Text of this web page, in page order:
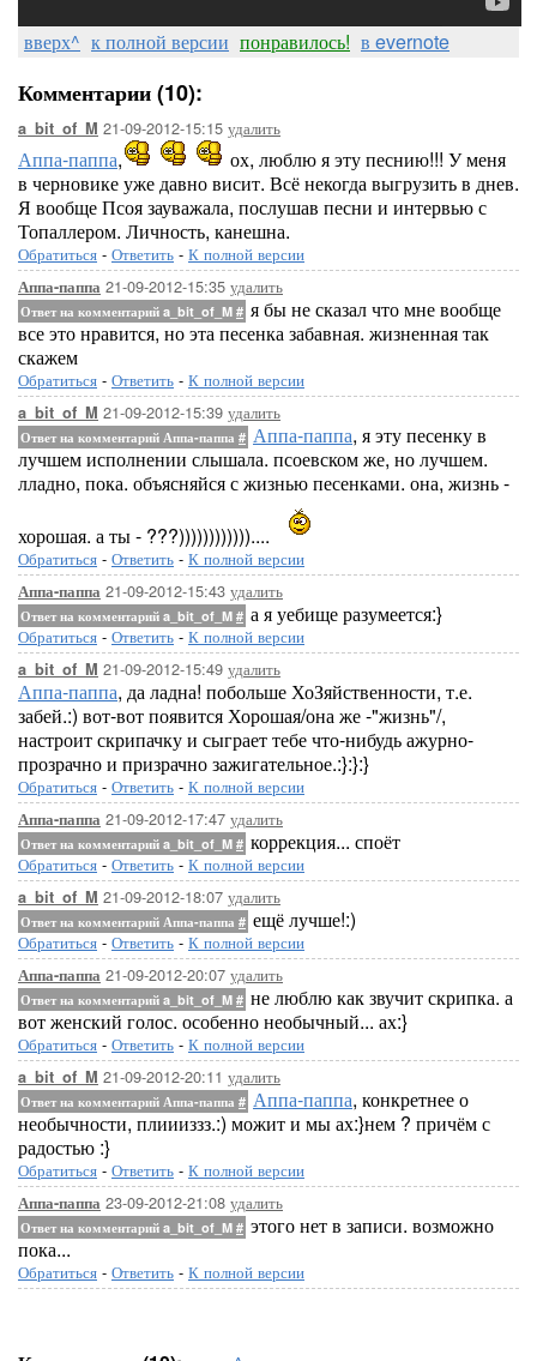
вверх^ к полной версии понравилось! в evernote
Комментарии (10):
a_bit_of_M 21-09-2012-15:15 удалить
Аппа-паппа,
ох, люблю я эту песнию!!! У меня
в черновике уже давно висит. Всё некогда выгрузить в днев.
Я вообще Псоя зауважала, послушав песни и интервью с
Топаллером. Личность, канешна.
Обратиться - Ответить - К полной версии
Аппа-паппа 21-09-2012-15:35 удалить
Ответ на комментарий a_bit_of_M # я бы не сказал что мне вообще
все это нравится, но эта песенка забавная. жизненная так
скажем
Обратиться - Ответить - К полной версии
a_bit_of_M 21-09-2012-15:39 удалить
Ответ на комментарий Аппа-паппа # Аппа-паппа, я эту песенку в
лучшем исполнении слышала. псоевском же, но лучшем.
лладно, пока. объясняйся с жизнью песенками. она, жизнь -
хорошая. а ты - ???))))))))))))....
Обратиться - Ответить - К полной версии
Аппа-паппа 21-09-2012-15:43 удалить
Ответ на комментарий a_bit_of_M # а я уебище разумеется:}
Обратиться - Ответить - К полной версии
a_bit_of_M 21-09-2012-15:49 удалить
Аппа-паппа, да ладна! побольше ХоЗяйственности, т.е.
забей.:) вот-вот появится Хорошая/она же -"жизнь"/,
настроит скрипачку и сыграет тебе что-нибудь ажурно-
прозрачно и призрачно зажигательное.:}:}:}
Обратиться - Ответить - К полной версии
Аппа-паппа 21-09-2012-17:47 удалить
Ответ на комментарий a_bit_of_M # коррекция... споёт
Обратиться - Ответить - К полной версии
a_bit_of_M 21-09-2012-18:07 удалить
Ответ на комментарий Аппа-паппа # ещё лучше!:)
Обратиться - Ответить - К полной версии
Аппа-паппа 21-09-2012-20:07 удалить
Ответ на комментарий a_bit_of_M # не люблю как звучит скрипка. а
вот женский голос. особенно необычный... ах:}
Обратиться - Ответить - К полной версии
a_bit_of_M 21-09-2012-20:11 удалить
Ответ на комментарий Аппа-паппа # Аппа-паппа, конкретнее о
необычности, плиииззз.:) можит и мы ах:}нем ? причём с
радостью :}
Обратиться - Ответить - К полной версии
Аппа-паппа 23-09-2012-21:08 удалить
Ответ на комментарий a_bit_of_M # этого нет в записи. возможно
пока...
Обратиться - Ответить - К полной версии